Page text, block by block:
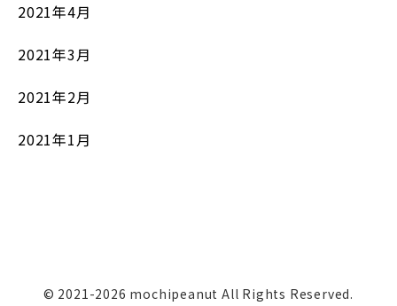
2021年4月
2021年3月
2021年2月
2021年1月
© 2021-2026 mochipeanut All Rights Reserved.